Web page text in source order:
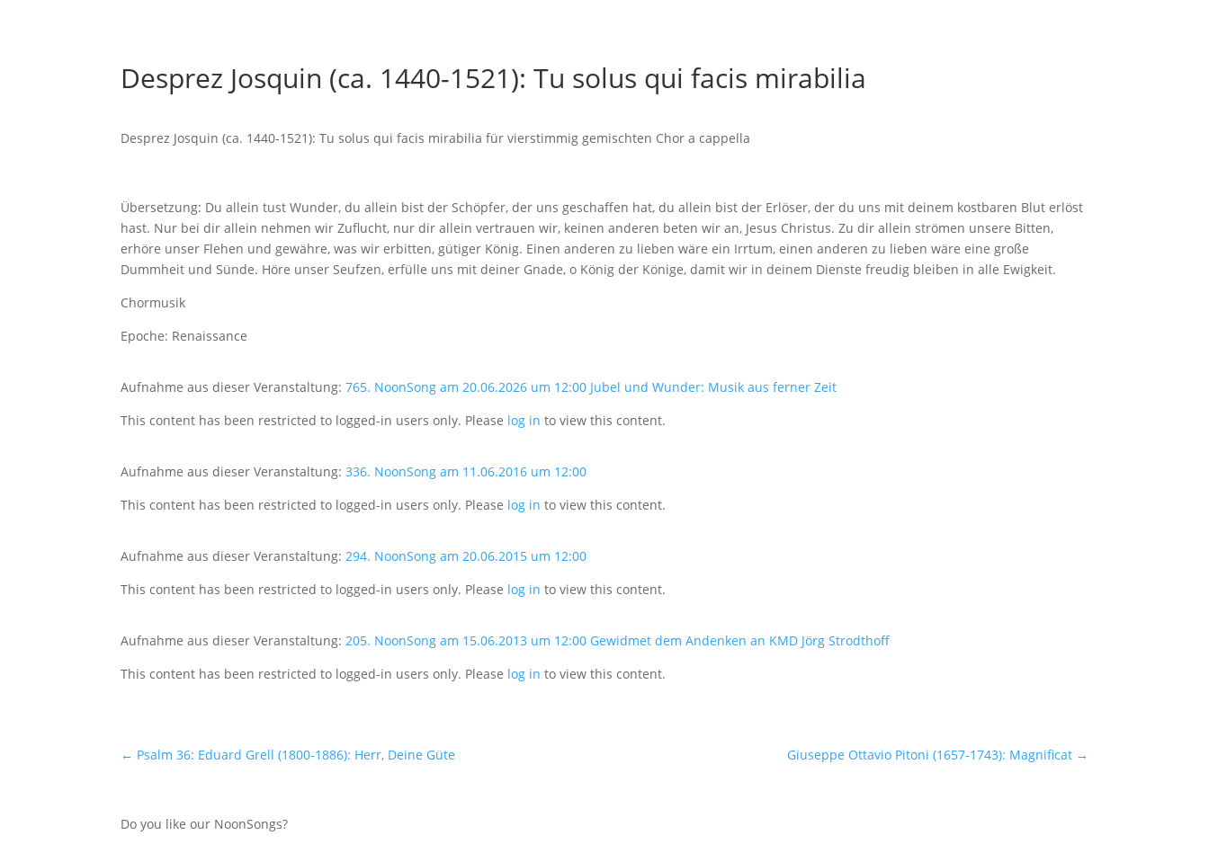
Desprez Josquin (ca. 1440-1521): Tu solus qui facis mirabilia
Desprez Josquin (ca. 1440-1521): Tu solus qui facis mirabilia für vierstimmig gemischten Chor a cappella
Übersetzung: Du allein tust Wunder, du allein bist der Schöpfer, der uns geschaffen hat, du allein bist der Erlöser, der du uns mit deinem kostbaren Blut erlöst
hast. Nur bei dir allein nehmen wir Zuflucht, nur dir allein vertrauen wir, keinen anderen beten wir an, Jesus Christus. Zu dir allein strömen unsere Bitten,
erhöre unser Flehen und gewähre, was wir erbitten, gütiger König. Einen anderen zu lieben wäre ein Irrtum, einen anderen zu lieben wäre eine große
Dummheit und Sünde. Höre unser Seufzen, erfülle uns mit deiner Gnade, o König der Könige, damit wir in deinem Dienste freudig bleiben in alle Ewigkeit.
Chormusik
Epoche: Renaissance
Aufnahme aus dieser Veranstaltung:765. NoonSong am 20.06.2026 um 12:00 Jubel und Wunder: Musik aus ferner Zeit
This content has been restricted to logged-in users only. Please log in to view this content.
Aufnahme aus dieser Veranstaltung:336. NoonSong am 11.06.2016 um 12:00
This content has been restricted to logged-in users only. Please log in to view this content.
Aufnahme aus dieser Veranstaltung: 294. NoonSong am 20.06.2015 um 12:00
This content has been restricted to logged-in users only. Please log in to view this content.
Aufnahme aus dieser Veranstaltung: 205. NoonSong am 15.06.2013 um 12:00 Gewidmet dem Andenken an KMD Jörg Strodthoff
This content has been restricted to logged-in users only. Please log in to view this content.
← Psalm 36: Eduard Grell (1800-1886): Herr, Deine Güte Giuseppe Ottavio Pitoni (1657-1743): Magnificat→
Do you like our NoonSongs?